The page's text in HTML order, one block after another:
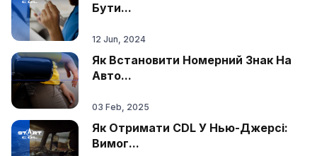
Бути...
12 Jun, 2024
Як Встановити Номерний Знак На
Авто...
03 Feb, 2025
Як Отримати CDL У Нью-Джерсі:
Вимог...